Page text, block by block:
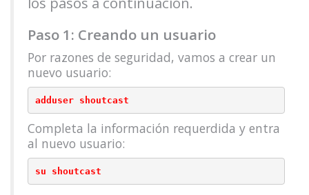
Paso 1: Creando un usuario
Por razones de seguridad, vamos a crear un
nuevo usuario:
Completa la información requerdida y entra
al nuevo usuario: